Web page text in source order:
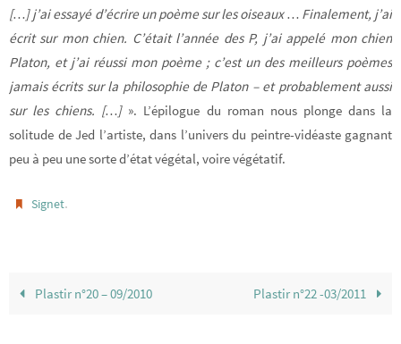
[…] j’ai essayé d’écrire un poème sur les oiseaux … Finalement, j’ai
écrit sur mon chien. C’était l’année des P, j’ai appelé mon chien
Platon, et j’ai réussi mon poème ; c’est un des meilleurs poèmes
jamais écrits sur la philosophie de Platon – et probablement aussi
sur les chiens. […]». L’épilogue du roman nous plonge dans la
solitude de Jed l’artiste, dans l’univers du peintre-vidéaste gagnant
peu à peu une sorte d’état végétal, voire végétatif.
Signet.
Plastir n°20 – 09/2010 Plastir n°22 -03/2011